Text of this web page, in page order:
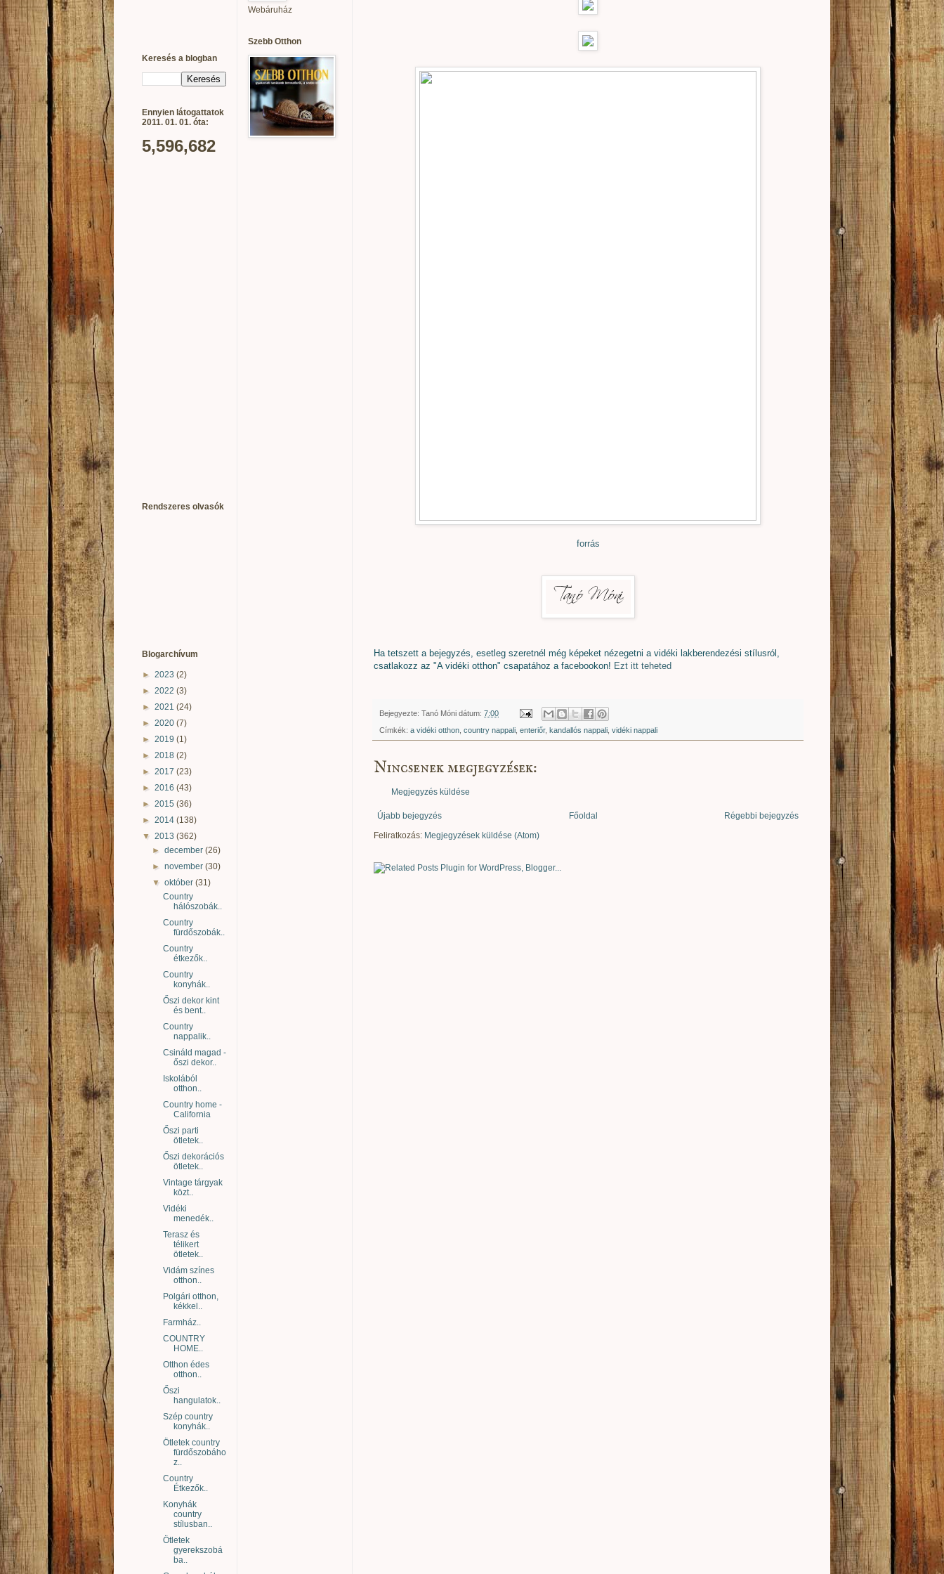
forrás
Ha tetszett a bejegyzés, esetleg szeretnél még képeket nézegetni a vidéki lakberendezési stílusról,
csatlakozz az "A vidéki otthon" csapatához a facebookon! Ezt itt teheted
Bejegyezte: Tanó Móni dátum: 7:00
Címkék: a vidéki otthon country nappali enteriőr, kandallós nappali vidéki nappali
Nincsenek megjegyzések:
Megjegyzés küldése
Újabb bejegyzés Régebbi bejegyzés
Főoldal
Feliratkozás: Megjegyzések küldése (Atom)
Keresés a blogban
Ennyien látogattatok
2011. 01. 01. óta:
5,596,682
Rendszeres olvasók
Blogarchívum
► 2023 (2)
► 2022 (3)
► 2021 (24)
► 2020 (7)
► 2019 (1)
► 2018 (2)
► 2017 (23)
► 2016 (43)
► 2015 (36)
► 2014 (138)
▼ 2013 (362)
►december(26)
►november(30)
▼október(31)
Country
hálószobák..
Country
fürdőszobák..
Country
étkezők..
Country
konyhák..
Őszi dekor kint
és bent..
Country
nappalik..
Csináld magad -
őszi dekor..
Iskolából
otthon..
Country home -
California
Őszi parti
ötletek..
Őszi dekorációs
ötletek..
Vintage tárgyak
közt..
Vidéki
menedék..
Terasz és
télikert
ötletek..
Vidám színes
otthon..
Polgári otthon,
kékkel..
Farmház..
COUNTRY
HOME..
Otthon édes
otthon..
Őszi
hangulatok..
Szép country
konyhák..
Ötletek country
fürdőszobáho
z..
Country
Étkezők..
Konyhák
country
stílusban..
Ötletek
gyerekszobá
ba..
Webáruház
Szebb Otthon